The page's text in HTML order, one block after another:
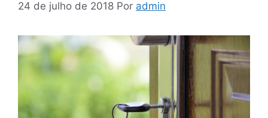
24 de julho de 2018 Por admin